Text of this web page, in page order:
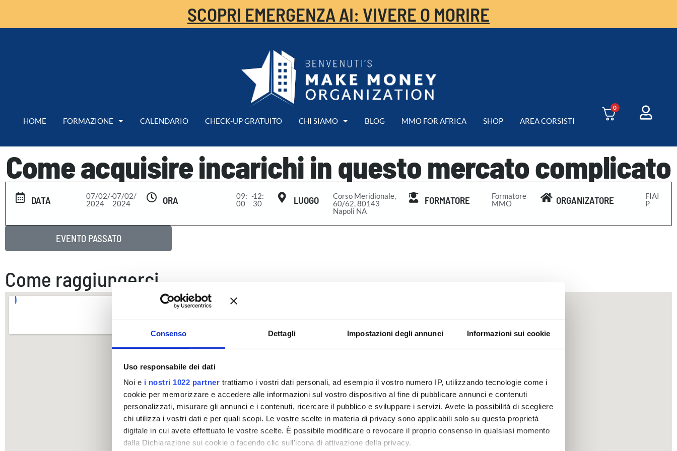
Consenso Dettagli Impostazioni degli annunci Informazioni sui cookie
Uso responsabile dei dati
Noi e i nostri 1022 partner trattiamo i vostri dati personali, ad esempio il vostro numero IP, utilizzando tecnologie come i
cookie per memorizzare e accedere alle informazioni sul vostro dispositivo al fine di pubblicare annunci e contenuti
personalizzati, misurare gli annunci e i contenuti, ricercare il pubblico e sviluppare i servizi. Avete la possibilità di scegliere
chi utilizza i vostri dati e per quali scopi. Le vostre scelte in materia di privacy sono applicabili solo su questa proprietà
digitale in cui avete effettuato le vostre scelte. È possibile modificare o revocare il proprio consenso in qualsiasi momento
dalla Dichiarazione sui cookie o facendo clic sull'icona di attivazione della privacy.
SCOPRI EMERGENZA AI: VIVERE O MORIRE
HOME FORMAZIONE CALENDARIO CHECK-UP GRATUITO CHI SIAMO BLOG MMO FOR AFRICA SHOP AREA CORSISTI
0
Come acquisire incarichi in questo mercato complicato
DATA
07/02/
2024
-07/02/
2024
ORA
09:
00
-12:
30
LUOGO
Corso Meridionale,
60/62, 80143
Napoli NA
FORMATORE
Formatore
MMO
ORGANIZATORE
FIAI
P
EVENTO PASSATO
Come raggiungerci